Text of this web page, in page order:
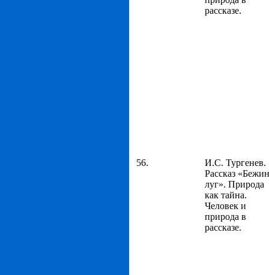
рассказе.
56.
И.С. Тургенев.
Рассказ «Бежин
луг». Природа
как тайна.
Человек и
природа в
рассказе.